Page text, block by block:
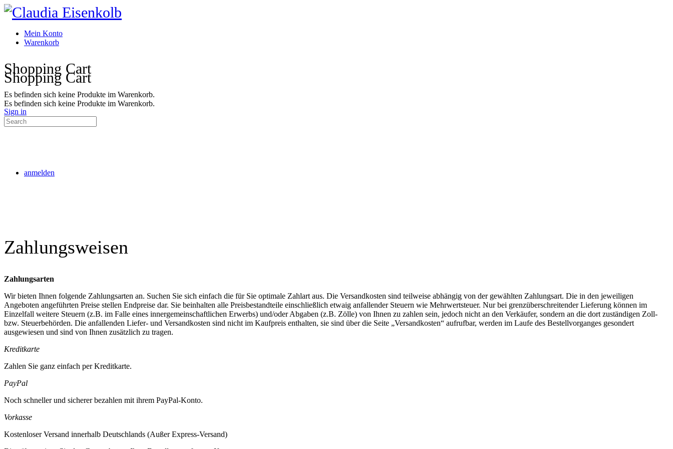
Toggle
Side
Mein Konto
Warenkorb
options
Shopping Cart
Es befinden sich keine Produkte im Warenkorb.
Sign in
Shopping Cart
Es befinden sich keine Produkte im Warenkorb.
Search
for:
anmelden
Zahlungsweisen
Zahlungsarten
Wir bieten Ihnen folgende Zahlungsarten an. Suchen Sie sich einfach die für Sie optimale Zahlart aus. Die Versandkosten sind teilweise abhängig von der gewählten Zahlungsart. Die in den jeweiligen
Angeboten angeführten Preise stellen Endpreise dar. Sie beinhalten alle Preisbestandteile einschließlich etwaig anfallender Steuern wie Mehrwertsteuer. Nur bei grenzüberschreitender Lieferung können im
Einzelfall weitere Steuern (z.B. im Falle eines innergemeinschaftlichen Erwerbs) und/oder Abgaben (z.B. Zölle) von Ihnen zu zahlen sein, jedoch nicht an den Verkäufer, sondern an die dort zuständigen Zoll-
bzw. Steuerbehörden. Die anfallenden Liefer- und Versandkosten sind nicht im Kaufpreis enthalten, sie sind über die Seite „Versandkosten“ aufrufbar, werden im Laufe des Bestellvorganges gesondert
ausgewiesen und sind von Ihnen zusätzlich zu tragen.
Kreditkarte
Zahlen Sie ganz einfach per Kreditkarte.
PayPal
Noch schneller und sicherer bezahlen mit ihrem PayPal-Konto.
Vorkasse
Kostenloser Versand innerhalb Deutschlands (Außer Express-Versand)